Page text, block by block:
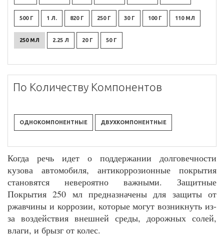
500 Г 1 Л. 820 Г 250 Г 30 Г 100 Г 110 МЛ
250 МЛ 2.25 Л 20 Г 50 Г
По Количеству Компонентов
ОДНОКОМПОНЕНТНЫЕ ДВУХКОМПОНЕНТНЫЕ
Когда речь идет о поддержании долговечности
кузова автомобиля, антикоррозионные покрытия
становятся невероятно важными. Защитные
Покрытия 250 мл предназначены для защиты от
ржавчины и коррозии, которые могут возникнуть из-
за воздействия внешней среды, дорожных солей,
влаги, и брызг от колес.